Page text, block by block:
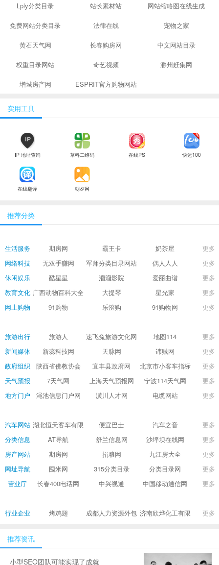
Lply分类目录 站长素材站 网站缩略图在线生成
免费网站分类目录 法律在线 宠物之家
黄石天气网 长春购房网 中文网站目录
权重目录网站 奇艺视频 滁州赶集网
增城房产网 ESPRIT官方购物网站
实用工具
IP 地址查询 草料二维码 在线PS 快运100
在线翻译 朝夕网
推荐分类
生活服务 期房网 霸王卡 奶茶屋
更多
网络科技
无双手赚网
军师分类目录网站
导航
偶人人人
更多
休闲娱乐
酷星星 溜溜影院 爱丽曲谱
更多
教育文化 广西动物百科大全 大提琴 星光家
更多
网上购物
91购物 乐澄购 91购物网 更多
旅游出行 旅游人 速飞兔旅游文化网 地图114
更多
新闻媒体
新蕊科技网 天脉网 讳贼网
更多
政府组织
陕西省佛教协会 宜丰县政府网
北京市小客车指标
调控管理信息系统
更多
天气预报
7天气网 上海天气预报网 宁波114天气网
更多
地方门户
渑池信息门户网 潢川人才网 电缆网站 更多
汽车网站 湖北恒天客车有限
公司
便宜巴士 汽车之音
更多
分类信息
AT导航 舒兰信息网 沙坪坝在线网
更多
房产网站
期房网 捐粮网 九江房大全
更多
网址导航
囤米网 315分类目录 分类目录网
更多
营业厅
长春400电话网 中兴视通 中国移动通信网 更多
行业企业 烤鸡翅
成都人力资源外包
公司—四川宝航人
力资源管理有限公
济南欣烨化工有限
更多
推荐资讯
小型SEO团队可能实现了成就